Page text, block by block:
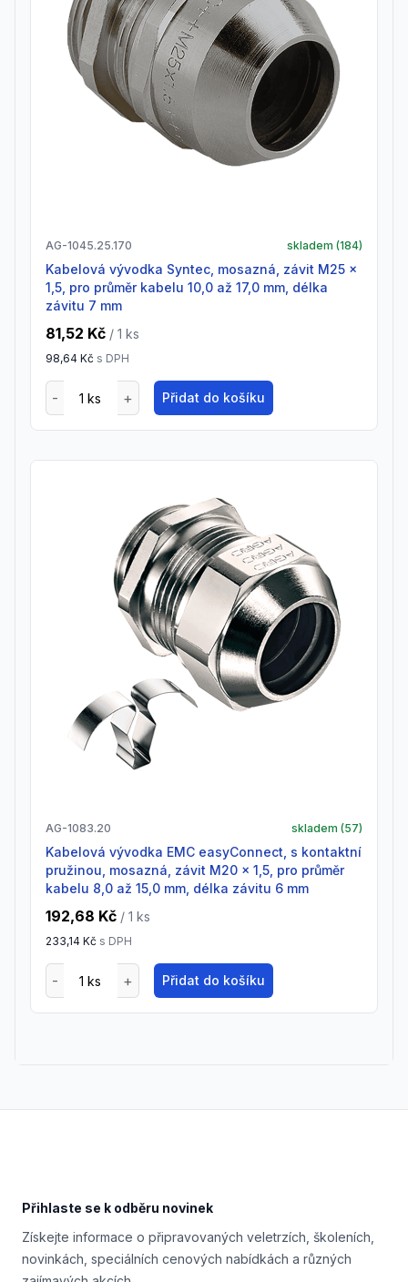
AG-1045.25.170 skladem (184)
Kabelová vývodka Syntec, mosazná, závit M25 x
1,5, pro průměr kabelu 10,0 až 17,0 mm, délka
závitu 7 mm
81,52 Kč / 1 ks
98,64 Kč s DPH
Přidat do košíku
AG-1083.20 skladem (57)
Kabelová vývodka EMC easyConnect, s kontaktní
pružinou, mosazná, závit M20 x 1,5, pro průměr
kabelu 8,0 až 15,0 mm, délka závitu 6 mm
192,68 Kč / 1 ks
233,14 Kč s DPH
Přidat do košíku
Přihlaste se k odběru novinek
Získejte informace o připravovaných veletrzích, školeních,
novinkách, speciálních cenových nabídkách a různých